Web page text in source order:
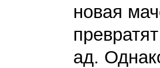
новая
ад.